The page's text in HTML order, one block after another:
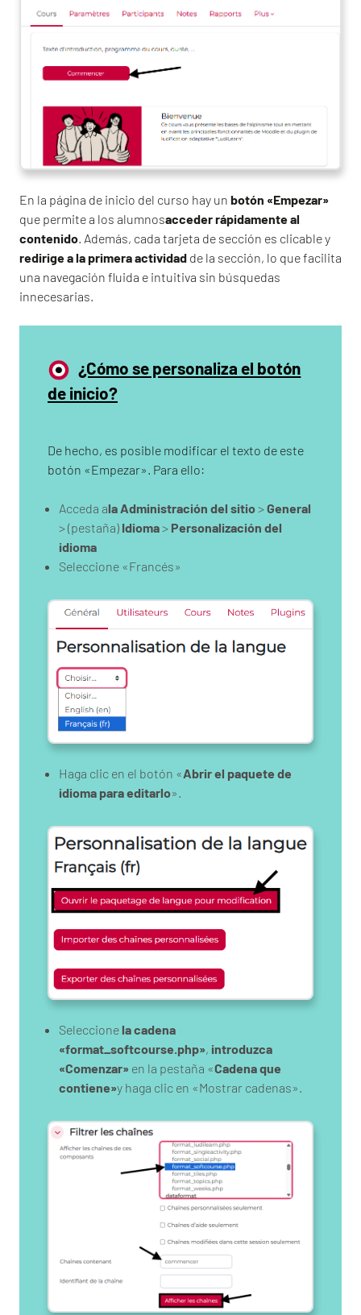
En la página de inicio del curso hay un botón «Empezar»
que permite a los alumnosacceder rápidamente al
contenido . Además, cada tarjeta de sección es clicable y
redirige a la primera actividad de la sección, lo que facilita
una navegación fluida e intuitiva sin búsquedas
innecesarias.
¿Cómo se personaliza el botón
de inicio?
De hecho, es posible modificar el texto de este
botón «Empezar». Para ello:
Acceda ala Administración del sitio>General
> (pestaña) Idioma> Personalización del
idioma
Seleccione «Francés»
Haga clic en el botón «Abrir el paquete de
idioma para editarlo».
Seleccionela cadena
«format_softcourse.php», introduzca
«Comenzar» en la pestaña «Cadena que
contiene»y haga clic en «Mostrar cadenas».